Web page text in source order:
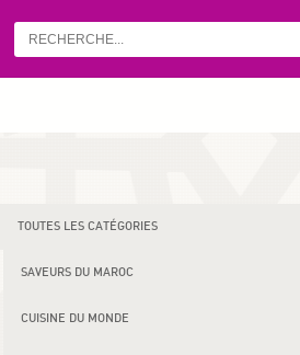
TOUTES LES CATÉGORIES
SAVEURS DU MAROC
CUISINE DU MONDE